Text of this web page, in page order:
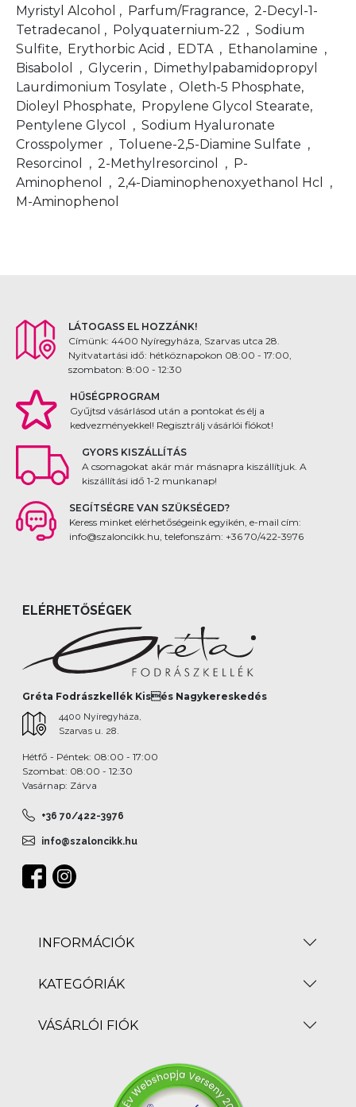
Myristyl Alcohol , Parfum/Fragrance, 2-Decyl-1-
Tetradecanol , Polyquaternium-22 , Sodium
Sulfite, Erythorbic Acid , EDTA , Ethanolamine ,
Bisabolol , Glycerin , Dimethylpabamidopropyl
Laurdimonium Tosylate , Oleth-5 Phosphate,
Dioleyl Phosphate, Propylene Glycol Stearate,
Pentylene Glycol , Sodium Hyaluronate
Crosspolymer , Toluene-2,5-Diamine Sulfate ,
Resorcinol , 2-Methylresorcinol , P-
Aminophenol , 2,4-Diaminophenoxyethanol Hcl ,
M-Aminophenol
LÁTOGASS EL HOZZÁNK!
Címünk: 4400 Nyíregyháza, Szarvas utca 28.
Nyitvatartási idő: hétköznapokon 08:00 - 17:00,
szombaton: 8:00 - 12:30
HŰSÉGPROGRAM
Gyűjtsd vásárlásod után a pontokat és élj a
kedvezményekkel! Regisztrálj vásárlói fiókot!
GYORS KISZÁLLÍTÁS
A csomagokat akár már másnapra kiszállítjuk. A
kiszállítási idő 1-2 munkanap!
SEGÍTSÉGRE VAN SZÜKSÉGED?
Keress minket elérhetőségeink egyikén, e-mail cím:
info@szaloncikk.hu, telefonszám: +36 70/422-3976
ELÉRHETŐSÉGEK
Gréta Fodrászkellék Kisés Nagykereskedés
4400 Nyíregyháza,
Szarvas u. 28.
Hétfő - Péntek: 08:00 - 17:00
Szombat: 08:00 - 12:30
Vasárnap: Zárva
+36 70/422-3976
info@szaloncikk.hu
INFORMÁCIÓK
KATEGÓRIÁK
VÁSÁRLÓI FIÓK